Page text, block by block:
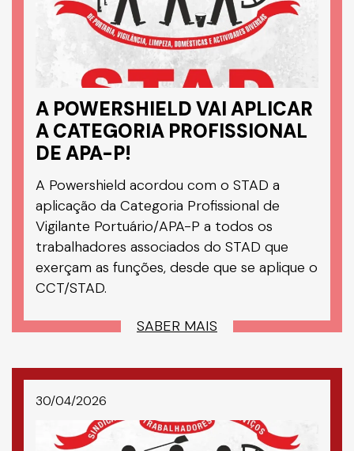
A POWERSHIELD VAI APLICAR
A CATEGORIA PROFISSIONAL
DE APA-P!
A Powershield acordou com o STAD a
aplicação da Categoria Profissional de
Vigilante Portuário/APA-P a todos os
trabalhadores associados do STAD que
exerçam as funções, desde que se aplique o
CCT/STAD.
SABER MAIS
30/04/2026